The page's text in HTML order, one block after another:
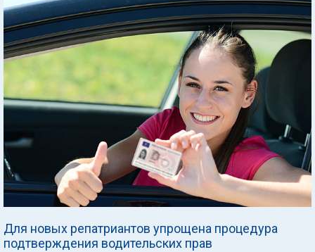
Для новых репатриантов упрощена процедура
подтверждения водительских прав